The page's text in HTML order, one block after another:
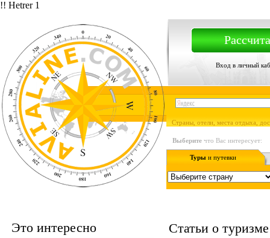
!! Hetrer 1
Вход в личный
Страны, отели, места отдыха,
Выберите что Вас интересует:
Туры и путевки
Это интересно Статьи о туризме